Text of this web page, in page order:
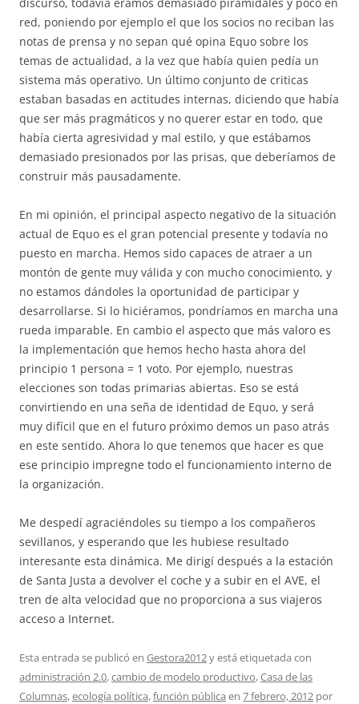
red, poniendo por ejemplo el que los socios no reciban las
notas de prensa y no sepan qué opina Equo sobre los
temas de actualidad, a la vez que había quien pedía un
sistema más operativo. Un último conjunto de criticas
estaban basadas en actitudes internas, diciendo que había
que ser más pragmáticos y no querer estar en todo, que
había cierta agresividad y mal estilo, y que estábamos
demasiado presionados por las prisas, que deberíamos de
construir más pausadamente.
En mi opinión, el principal aspecto negativo de la situación
actual de Equo es el gran potencial presente y todavía no
puesto en marcha. Hemos sido capaces de atraer a un
montón de gente muy válida y con mucho conocimiento, y
no estamos dándoles la oportunidad de participar y
desarrollarse. Si lo hiciéramos, pondríamos en marcha una
rueda imparable. En cambio el aspecto que más valoro es
la implementación que hemos hecho hasta ahora del
principio 1 persona = 1 voto. Por ejemplo, nuestras
elecciones son todas primarias abiertas. Eso se está
convirtiendo en una seña de identidad de Equo, y será
muy difícil que en el futuro próximo demos un paso atrás
en este sentido. Ahora lo que tenemos que hacer es que
ese principio impregne todo el funcionamiento interno de
la organización.
Me despedí agraciéndoles su tiempo a los compañeros
sevillanos, y esperando que les hubiese resultado
interesante esta dinámica. Me dirigí después a la estación
de Santa Justa a devolver el coche y a subir en el AVE, el
tren de alta velocidad que no proporciona a sus viajeros
acceso a Internet.
Esta entrada se publicó en Gestora2012y está etiquetada con
administración 2.0,cambio de modelo productivo,Casa de las
Columnas,ecología política,función pública en 7 febrero, 2012 por